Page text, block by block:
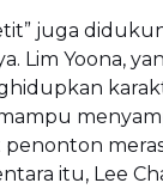
juga
Lim Yoona,
itu, Lee